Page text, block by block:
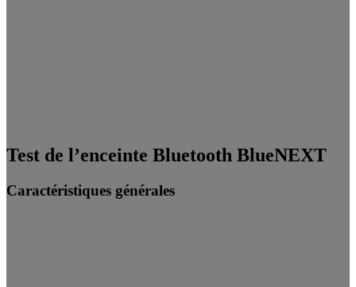
Test de l’enceinte Bluetooth BlueNEXT
Caractéristiques générales